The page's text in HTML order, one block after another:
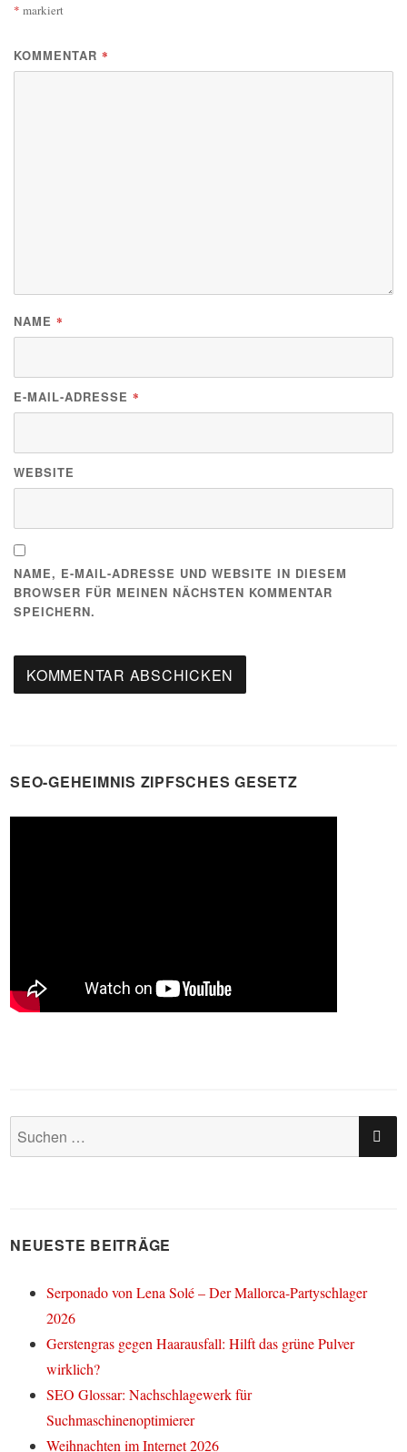
* markiert
KOMMENTAR *
NAME *
E-MAIL-ADRESSE *
WEBSITE
NAME, E-MAIL-ADRESSE UND WEBSITE IN DIESEM
BROWSER FÜR MEINEN NÄCHSTEN KOMMENTAR
SPEICHERN.
SEO-GEHEIMNIS ZIPFSCHES GESETZ
Suchen
nach:
NEUESTE BEITRÄGE
Serponado von Lena Solé – Der Mallorca-Partyschlager
2026
Gerstengras gegen Haarausfall: Hilft das grüne Pulver
wirklich?
SEO Glossar: Nachschlagewerk für
Suchmaschinenoptimierer
Weihnachten im Internet 2026